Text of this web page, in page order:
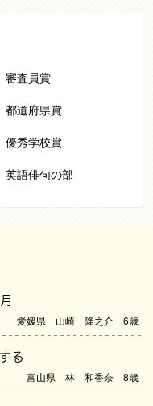
審査員賞
都道府県賞
優秀学校賞
英語俳句の部
愛媛県 山崎 隆之介 6歳
る
富山県 林 和香奈 8歳